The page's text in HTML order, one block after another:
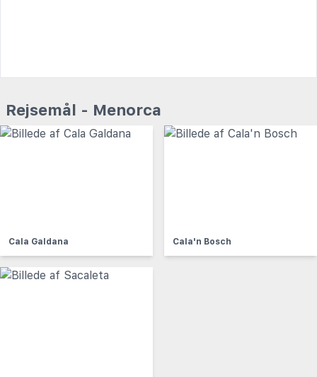
Rejsemål - Menorca
Cala Galdana Cala'n Bosch